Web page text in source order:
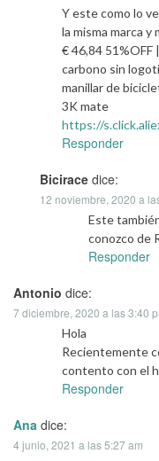
Y este como lo
la misma marca
€ 46,84
carbono sin
manillar de
3K mate
https://
Responder
Bicirace dice:
12 noviembre, 2020 a
Este
conozco de
Responder
Antonio dice:
7 diciembre, 2020 a las 3:40
Hola
Recientemente
contento con el
Responder
Ana dice:
4 junio, 2021 a las 5:27 am